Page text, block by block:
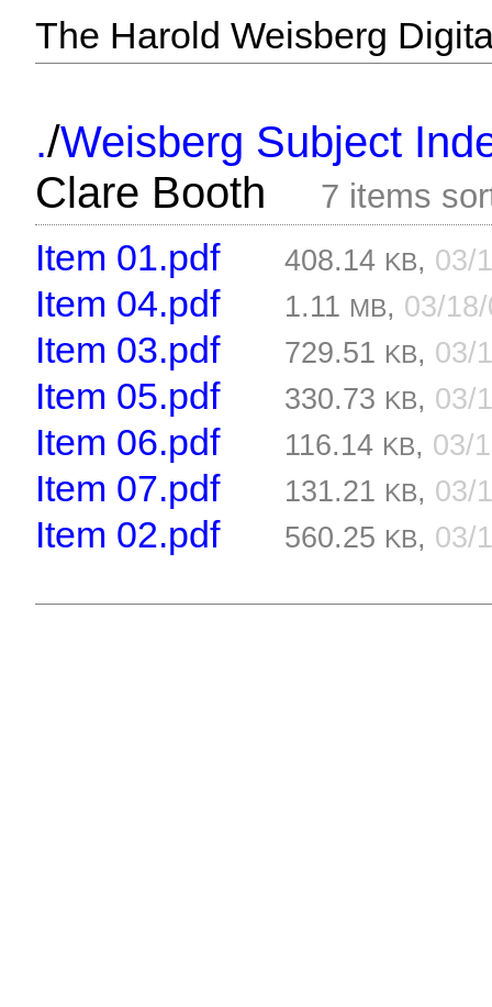
The Harold Weisberg
./Weisberg Subject
Clare Booth
7 items
Item 01.pdf 408.14 KB, 03/
Item 04.pdf 1.11 MB, 03/
Item 03.pdf 729.51 KB, 03/
Item 05.pdf 330.73 KB, 03/
Item 06.pdf 116.14 KB, 03/
Item 07.pdf 131.21 KB, 03/
Item 02.pdf 560.25 KB, 03/